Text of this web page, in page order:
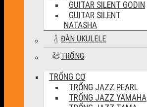
GUITAR SILENT GODIN
GUITAR SILENT
NATASHA
ĐÀN UKULELE
TRỐNG
TRỐNG CƠ
TRỐNG JAZZ PEARL
TRỐNG JAZZ YAMAHA